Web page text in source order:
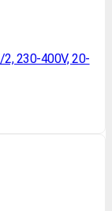
230-400V, 20-